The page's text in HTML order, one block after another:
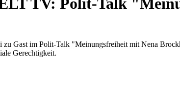
Gast im Polit-Talk "Meinungsfreiheit mit Nena
Gerechtigkeit.